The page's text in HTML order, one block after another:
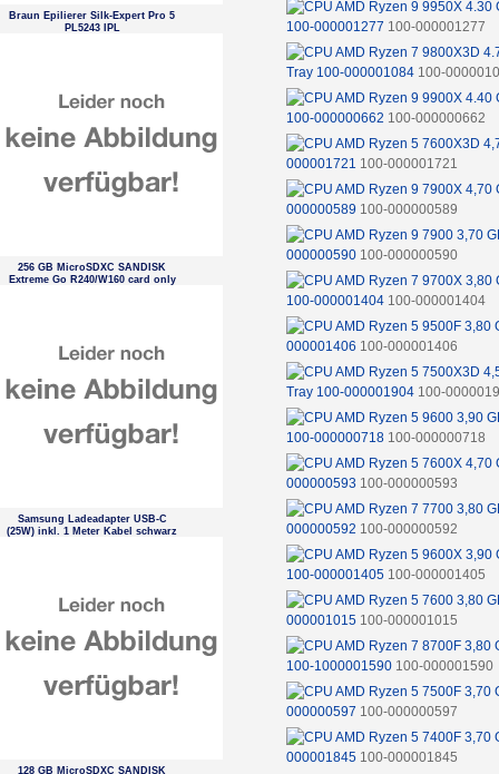
Braun Epilierer Silk-Expert Pro 5
PL5243 IPL
256 GB MicroSDXC SANDISK
Extreme Go R240/W160 card only
Samsung Ladeadapter USB-C
(25W) inkl. 1 Meter Kabel schwarz
128 GB MicroSDXC SANDISK
100-000001277 100-000001277
Tray 100-000001084 100-
100-000000662 100-000000662
000001721 100-000001721
000000589 100-000000589
000000590 100-000000590
100-000001404 100-000001404
000001406 100-000001406
Tray 100-000001904 100-
100-000000718 100-000000718
000000593 100-000000593
000000592 100-000000592
100-000001405 100-000001405
000001015 100-000001015
100-1000001590 100-000001590
000000597 100-000000597
000001845 100-000001845